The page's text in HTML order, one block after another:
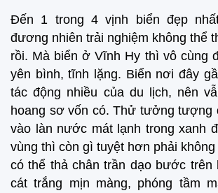
Đến 1 trong 4 vịnh biển đẹp
đương nhiên trải nghiệm không thể
rồi. Mà biển ở Vĩnh Hy thì vô cùng
yên bình, tĩnh lặng. Biển nơi đây
tác động nhiều của du lịch, nên
hoang sơ vốn có. Thử tưởng tượng
vào làn nước mát lạnh trong xanh
vùng thì còn gì tuyệt hơn phải
có thể thả chân trần dạo bước trên
cát trắng mịn màng, phóng tầm